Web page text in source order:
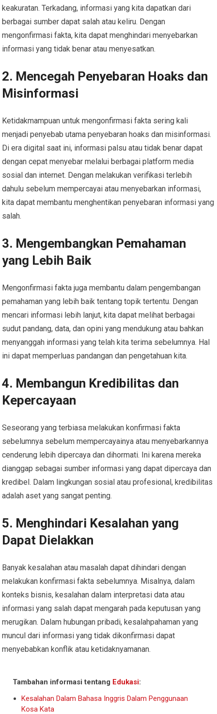
keakuratan. Terkadang, informasi yang kita dapatkan dari
berbagai sumber dapat salah atau keliru. Dengan
mengonfirmasi fakta, kita dapat menghindari menyebarkan
informasi yang tidak benar atau menyesatkan.
2. Mencegah Penyebaran Hoaks dan
Misinformasi
Ketidakmampuan untuk mengonfirmasi fakta sering kali
menjadi penyebab utama penyebaran hoaks dan misinformasi.
Di era digital saat ini, informasi palsu atau tidak benar dapat
dengan cepat menyebar melalui berbagai platform media
sosial dan internet. Dengan melakukan verifikasi terlebih
dahulu sebelum mempercayai atau menyebarkan informasi,
kita dapat membantu menghentikan penyebaran informasi yang
salah.
3. Mengembangkan Pemahaman
yang Lebih Baik
Mengonfirmasi fakta juga membantu dalam pengembangan
pemahaman yang lebih baik tentang topik tertentu. Dengan
mencari informasi lebih lanjut, kita dapat melihat berbagai
sudut pandang, data, dan opini yang mendukung atau bahkan
menyanggah informasi yang telah kita terima sebelumnya. Hal
ini dapat memperluas pandangan dan pengetahuan kita.
4. Membangun Kredibilitas dan
Kepercayaan
Seseorang yang terbiasa melakukan konfirmasi fakta
sebelumnya sebelum mempercayainya atau menyebarkannya
cenderung lebih dipercaya dan dihormati. Ini karena mereka
dianggap sebagai sumber informasi yang dapat dipercaya dan
kredibel. Dalam lingkungan sosial atau profesional, kredibilitas
adalah aset yang sangat penting.
5. Menghindari Kesalahan yang
Dapat Dielakkan
Banyak kesalahan atau masalah dapat dihindari dengan
melakukan konfirmasi fakta sebelumnya. Misalnya, dalam
konteks bisnis, kesalahan dalam interpretasi data atau
informasi yang salah dapat mengarah pada keputusan yang
merugikan. Dalam hubungan pribadi, kesalahpahaman yang
muncul dari informasi yang tidak dikonfirmasi dapat
menyebabkan konflik atau ketidaknyamanan.
Tambahan informasi tentang Edukasi:
Kesalahan Dalam Bahasa Inggris Dalam Penggunaan
Kosa Kata